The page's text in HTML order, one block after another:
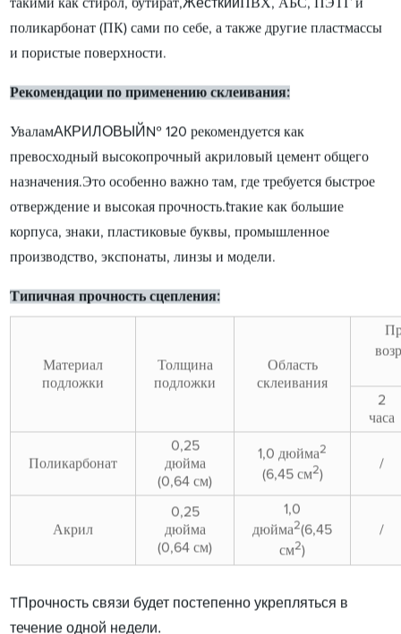
поликарбонат (ПК) сами по себе, а также другие пластмассы
и пористые поверхности.
Рекомендации по применению склеивания:
УваламАКРИЛОВЫЙ№ 120 рекомендуется как
превосходный высокопрочный акриловый цемент общего
назначения.Это особенно важно там, где требуется быстрое
отверждение и высокая прочность.tтакие как большие
корпуса, знаки, пластиковые буквы, промышленное
производство, экспонаты, линзы и модели.
Типичная прочность сцепления:
Материал
подложки
Толщина
подложки
Область
склеивания
2
часа
Поликарбонат
0,25
дюйма
(0,64 см)
1,0 дюйма2
(6,45 см2)
/
Акрил
0,25
дюйма
(0,64 см)
1,0
дюйма2(6,45
см2)
/
TПрочность связи будет постепенно укрепляться в
течение одной недели.